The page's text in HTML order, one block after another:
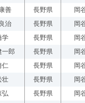
善 長野県 岡
治 長野県 岡
学 長野県 岡
一郎 長野県 岡
仁 長野県 岡
壮 長野県 岡
弘 長野県 岡